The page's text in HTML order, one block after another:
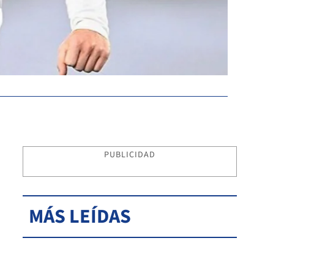
PUBLICIDAD
MÁS LEÍDAS